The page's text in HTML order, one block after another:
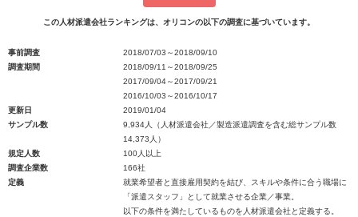
この人材派遣会社ランキングは、オリコンの以下の調査に基づいています。
事前調査
2018/07/03～2018/09/10
調査期間
2018/09/11～2018/09/25
2017/09/04～2017/09/21
2016/10/03～2016/10/17
更新日
2019/01/04
サンプル数
9,934人（人材派遣会社／製造派遣調査を含む総サンプル数
14,373人）
規定人数
100人以上
調査企業数
166社
定義
就業希望者と直接雇用契約を結び、スキルや条件に合う職場に
「派遣スタッフ」として就業させる企業／事業。
以下の条件を満たしているものを人材派遣会社と定義する。